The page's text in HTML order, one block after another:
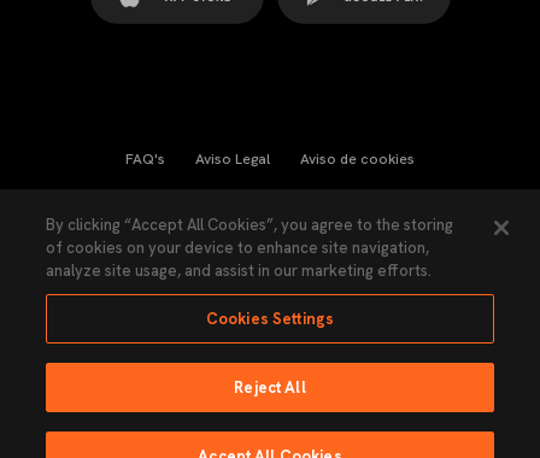
FAQ's Aviso Legal Aviso de cookies
Ley Transparencia Política de Privacidad
Accesibilidad
Ninguna parte de esta página puede ser reproducida sin el permiso del Valencia
By clicking “Accept All Cookies”, you agree to the storing
of cookies on your device to enhance site navigation,
analyze site usage, and assist in our marketing efforts.
Cookies Settings
Reject All